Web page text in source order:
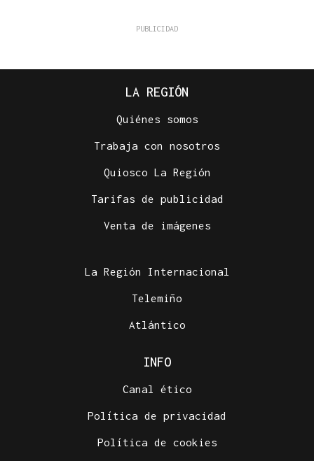
LA REGIÓN
Quiénes somos
Trabaja con nosotros
Quiosco La Región
Tarifas de publicidad
Venta de imágenes
La Región Internacional
Telemiño
Atlántico
INFO
Canal ético
Política de privacidad
Política de cookies